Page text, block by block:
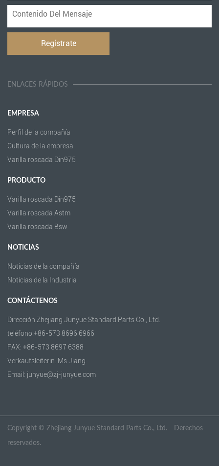
ENLACES RÁPIDOS
EMPRESA
Perfil de la compañía
Cultura de la empresa
Varilla roscada Din975
PRODUCTO
Varilla roscada Din975
Varilla roscada Astm
Varilla roscada Bsw
NOTICIAS
Noticias de la compañía
Noticias de la Industria
CONTÁCTENOS
Dirección:Zhejiang Junyue Standard Parts Co., Ltd.
teléfono:+86-573 8696 6966
FAX: +86-573 8697 6388
Verkaufsleiterin: Ms Jiang
Email: junyue@zj-junyue.com
Copyright © Zhejiang Junyue Standard Parts Co., Ltd. Derechos
reservados.